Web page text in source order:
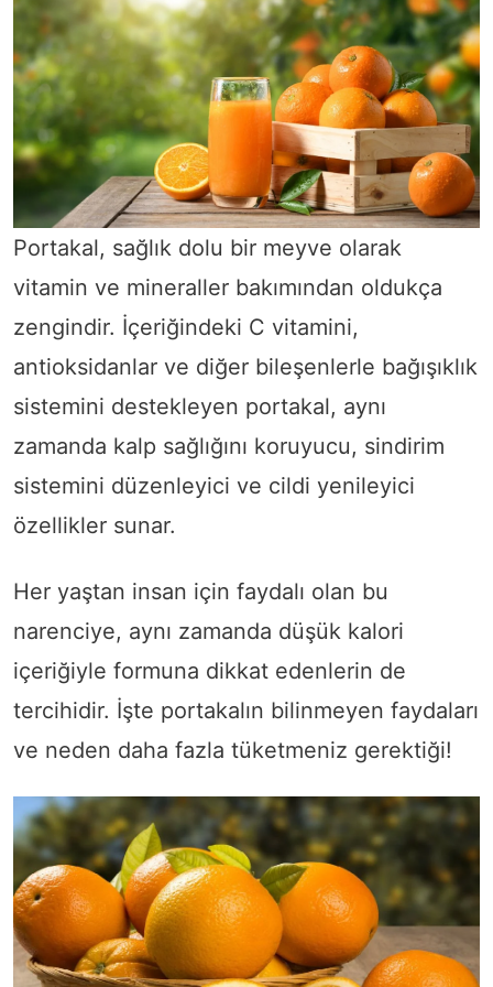
Portakal, sağlık dolu bir meyve olarak
vitamin ve mineraller bakımından oldukça
zengindir. İçeriğindeki C vitamini,
antioksidanlar ve diğer bileşenlerle bağışıklık
sistemini destekleyen portakal, aynı
zamanda kalp sağlığını koruyucu, sindirim
sistemini düzenleyici ve cildi yenileyici
özellikler sunar.
Her yaştan insan için faydalı olan bu
narenciye, aynı zamanda düşük kalori
içeriğiyle formuna dikkat edenlerin de
tercihidir. İşte portakalın bilinmeyen faydaları
ve neden daha fazla tüketmeniz gerektiği!